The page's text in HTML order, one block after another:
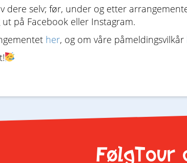
dere selv; før, under og etter
på Facebook eller Instagram.
her, og om våre påmeldingsvilkår
FølgTour